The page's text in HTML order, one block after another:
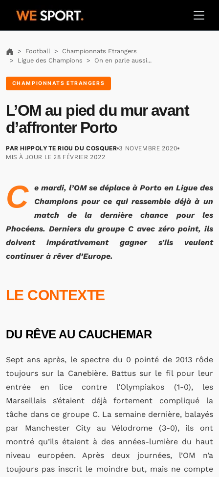
Football
Championnats Etrangers
Ligue des Champions
On en parle aussi...
CHAMPIONNATS ETRANGERS
L’OM au pied du mur avant
d’affronter Porto
PAR HIPPOLYTE RIOU DU COSQUER 3 NOVEMBRE 2020
MIS À JOUR LE 28 FÉVRIER 2022
C
e mardi, l’OM se déplace à Porto en Ligue des
Champions pour ce qui ressemble déjà à un
match de la dernière chance pour les
Phocéens. Derniers du groupe C avec zéro point, ils
doivent impérativement gagner s’ils veulent
continuer à rêver d’Europe.
LE CONTEXTE
DU RÊVE AU CAUCHEMAR
Sept ans après, le spectre du 0 pointé de 2013 rôde
toujours sur la Canebière. Battus sur le fil pour leur
entrée en lice contre l’Olympiakos (1-0), les
Marseillais s’étaient déjà fortement compliqué la
tâche dans ce groupe C. La semaine dernière, balayés
par Manchester City au Vélodrome (3-0), ils ont
montré qu’ils étaient à des années-lumière du haut
niveau européen. Après deux journées, l’OM n’a
toujours pas inscrit le moindre but, mais ne compte